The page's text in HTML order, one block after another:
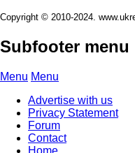
Copyright © 2010-2024.
Subfooter menu
Menu Menu
Advertise with us
Privacy Statement
Forum
Contact
Home